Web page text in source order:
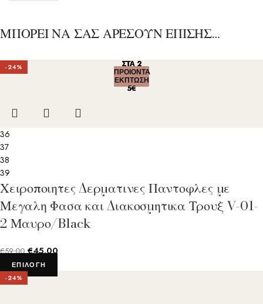
ΜΠΟΡΕΙ ΝΑ ΣΑΣ ΑΡΕΣΟΥΝ ΕΠΙΣΗΣ…
-24% ΣΤΑ 2
ΠΡΟΙΟΝΤΑ
ΕΚΠΤΩΣΗ
5€
36
37
38
39
Χειροποιητες Δερματινες Παντοφλες με
Μεγαλη Φασα και Διακοσμητικα Τρουξ V-01-
2 Μαυρο/Black
€59.00 €45.00
ΕΠΙΛΟΓΉ
-24%
ΣΤΑ 2
ΠΡΟΙΟΝΤΑ
ΕΚΠΤΩΣΗ
5€
ΣΤΑ 2
ΠΡΟΙΟΝΤΑ
ΕΚΠΤΩΣΗ
5€
ΣΤΑ 2
ΠΡΟΙΟΝΤΑ
ΕΚΠΤΩΣΗ
5€
ΣΤΑ 2
ΠΡΟΙΟΝΤΑ
ΕΚΠΤΩΣΗ
5€